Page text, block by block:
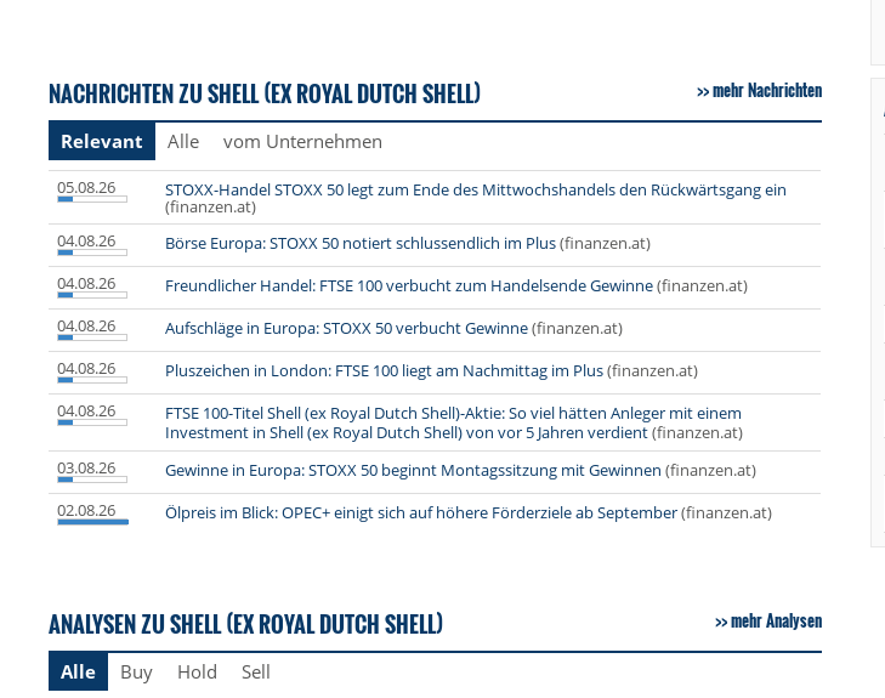
NACHRICHTEN ZU SHELL (EX ROYAL DUTCH SHELL) mehr Nachrichten
Relevant Alle vom Unternehmen
05.08.26 STOXX-Handel STOXX 50 legt zum Ende des Mittwochshandels den Rückwärtsgang ein
(finanzen.at)
04.08.26
Börse Europa: STOXX 50 notiert schlussendlich im Plus(finanzen.at)
04.08.26
Freundlicher Handel: FTSE 100 verbucht zum Handelsende Gewinne(finanzen.at)
04.08.26
Aufschläge in Europa: STOXX 50 verbucht Gewinne(finanzen.at)
04.08.26
Pluszeichen in London: FTSE 100 liegt am Nachmittag im Plus(finanzen.at)
04.08.26
FTSE 100-Titel Shell (ex Royal Dutch Shell)-Aktie: So viel hätten Anleger mit einem
Investment in Shell (ex Royal Dutch Shell) von vor 5 Jahren verdient(finanzen.at)
03.08.26
Gewinne in Europa: STOXX 50 beginnt Montagssitzung mit Gewinnen (finanzen.at)
02.08.26
Ölpreis im Blick: OPEC+ einigt sich auf höhere Förderziele ab September(finanzen.at)
ANALYSEN ZU SHELL (EX ROYAL DUTCH SHELL) mehr Analysen
Alle Buy Hold Sell